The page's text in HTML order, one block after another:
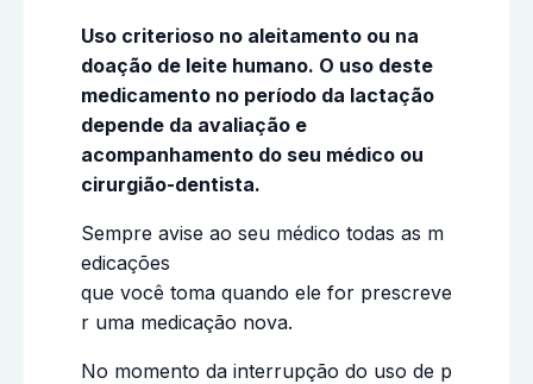
Uso criterioso no aleitamento ou na
doação de leite humano. O uso deste
medicamento no período da lactação
depende da avaliação e
acompanhamento do seu médico ou
cirurgião-dentista.
Sempre avise ao seu médico todas as m
edicações
que você toma quando ele for prescreve
r uma medicação nova.
No momento da interrupção do uso de p